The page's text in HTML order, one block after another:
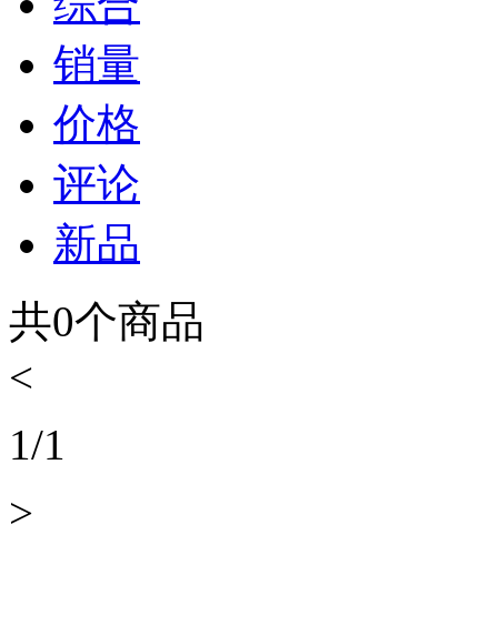
销量
价格
评论
新品
共0个商品
<
1/1
>